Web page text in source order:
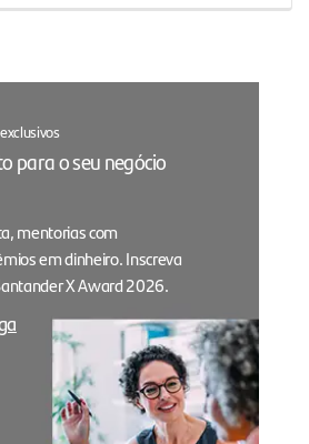
para o seu negócio
mentorias com
em dinheiro. Inscreva
X Award 2026.